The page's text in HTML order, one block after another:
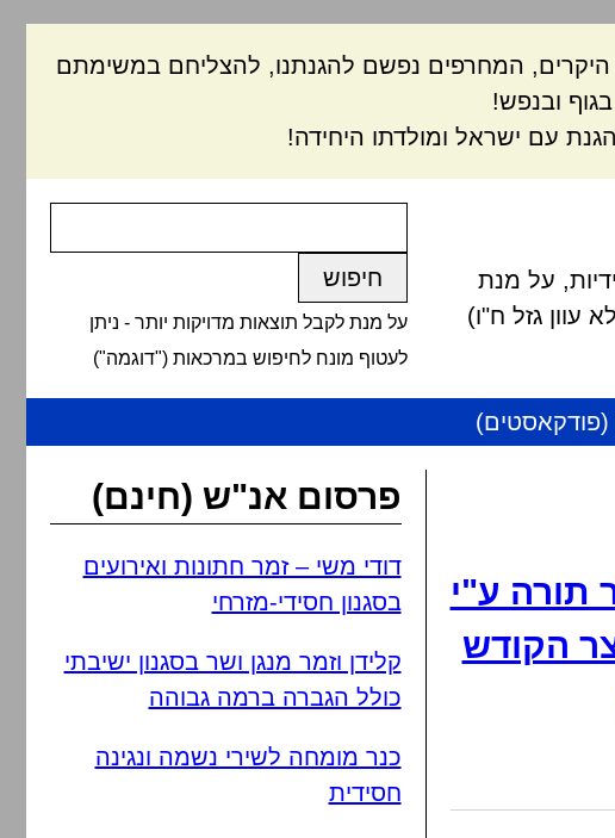
היקרים, המחרפים נפשם להגנתנו, להצליחם במשימתם
ובנפש!
עם ישראל ומולדתו היחידה!
על מנת
גזל ח"ו)
על מנת לקבל תוצאות מדויקות יותר - ניתן
לעטוף מונח לחיפוש במרכאות ("דוגמה")
ע"י
הקודש
פרסום אנ"ש (חינם)
דודי משי – זמר חתונות ואירועים
בסגנון חסידי-מזרחי
קלידן וזמר מנגן ושר בסגנון ישיבתי
כולל הגברה ברמה גבוהה
כנר מומחה לשירי נשמה ונגינה
חסידית